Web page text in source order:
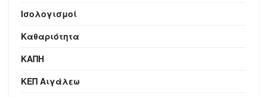
Ισολογισμοί
Καθαριότητα
ΚΑΠΗ
ΚΕΠ Αιγάλεω